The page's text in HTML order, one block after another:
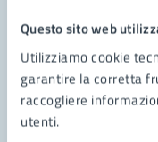
Questo sito web
Utilizziamo cookie
garantire la corretta
raccogliere
utenti.
Richiedi
Prenota
Problemi in città